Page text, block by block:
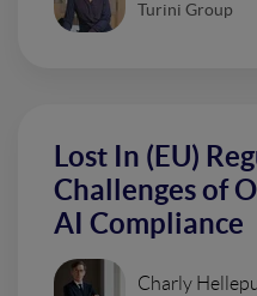
Turini Group
Lost In (EU)
Challenges of
AI Compliance
Charly